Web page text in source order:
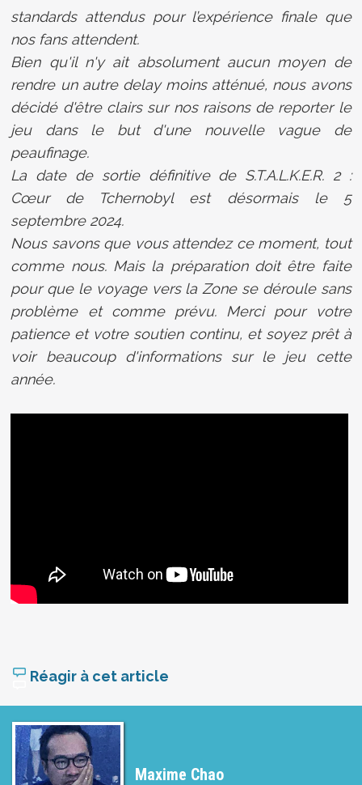
standards attendus pour l’expérience finale que
nos fans attendent.
Bien qu'il n'y ait absolument aucun moyen de
rendre un autre delay moins atténué, nous avons
décidé d'être clairs sur nos raisons de reporter le
jeu dans le but d'une nouvelle vague de
peaufinage.
La date de sortie définitive de S.T.A.L.K.E.R. 2 :
Cœur de Tchernobyl est désormais le 5
septembre 2024.
Nous savons que vous attendez ce moment, tout
comme nous. Mais la préparation doit être faite
pour que le voyage vers la Zone se déroule sans
problème et comme prévu. Merci pour votre
patience et votre soutien continu, et soyez prêt à
voir beaucoup d'informations sur le jeu cette
année.
Réagir à cet article
Maxime Chao